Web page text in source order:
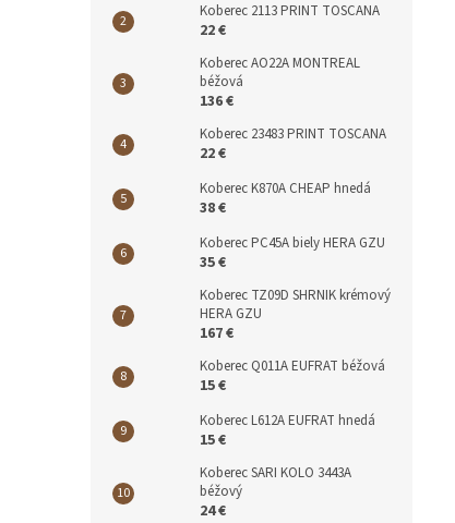
Koberec 2113 PRINT TOSCANA
22 €
Koberec AO22A MONTREAL
béžová
136 €
Koberec 23483 PRINT TOSCANA
22 €
Koberec K870A CHEAP hnedá
38 €
Koberec PC45A biely HERA GZU
35 €
Koberec TZ09D SHRNIK krémový
HERA GZU
167 €
Koberec Q011A EUFRAT béžová
15 €
Koberec L612A EUFRAT hnedá
15 €
Koberec SARI KOLO 3443A
béžový
24 €